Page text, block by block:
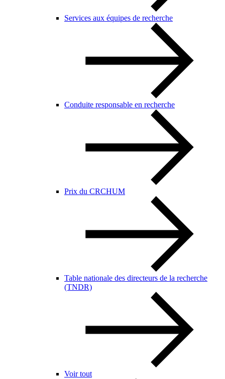
Services aux équipes de recherche
Conduite responsable en recherche
Prix du CRCHUM
Table nationale des directeurs de la recherche
(TNDR)
Voir tout